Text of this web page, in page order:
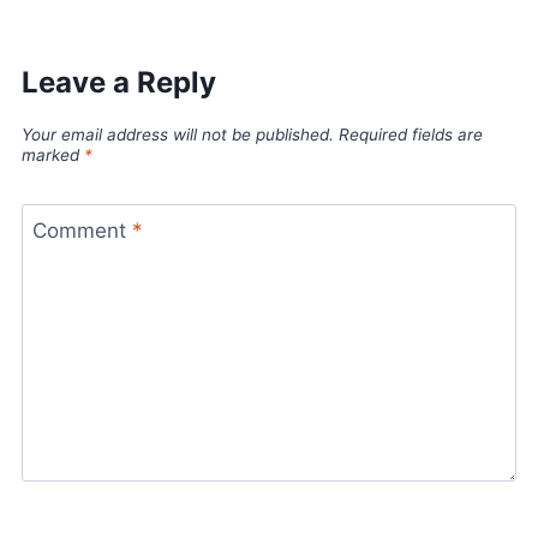
Leave a Reply
Your email address will not be published. Required fields are
marked *
Comment *